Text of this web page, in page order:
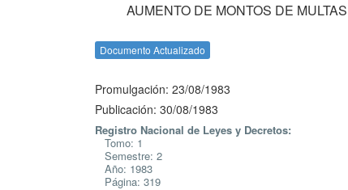
AUMENTO DE MONTOS DE
Documento Actualizado
Promulgación: 23/08/1983
Publicación: 30/08/1983
Registro Nacional de Leyes y Decretos:
Tomo: 1
Semestre: 2
Año: 1983
Página: 319